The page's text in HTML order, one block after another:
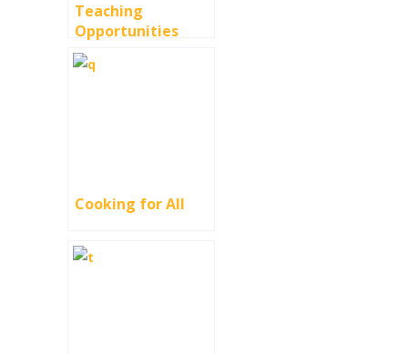
Teaching
Opportunities
Cooking for All